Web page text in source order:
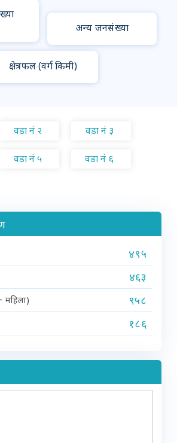
अन्य जनसंख्या
क्षेत्रफल (वर्ग किमी)
वडा नं २ वडा नं ३
वडा नं ५ वडा नं ६
४९५
४६३
महिला) ९५८
१८६